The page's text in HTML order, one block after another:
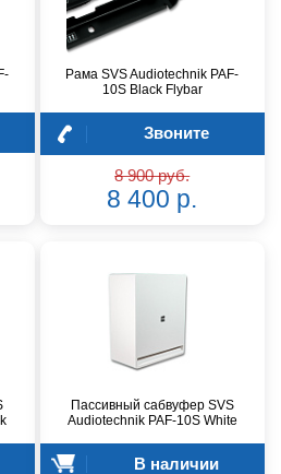
Рама SVS Audiotechnik PAF-
10S Black Flybar
Звоните
8 900 руб.
8 400 р.
Пассивный сабвуфер SVS
Audiotechnik PAF-10S White
В наличии